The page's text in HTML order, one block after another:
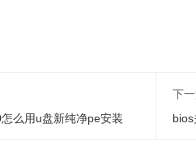
么用u盘新纯净pe安装
下